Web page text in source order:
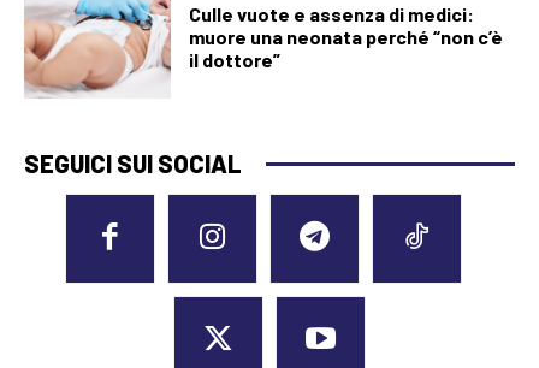
Culle vuote e assenza di medici:
muore una neonata perché “non c’è
il dottore”
SEGUICI SUI SOCIAL